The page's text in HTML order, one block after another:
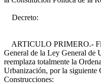
Decreto:
ARTICULO PRIMERO.-
General de la Ley General de
reemplaza totalmente la
Urbanización, por la siguiente
Construcciones: